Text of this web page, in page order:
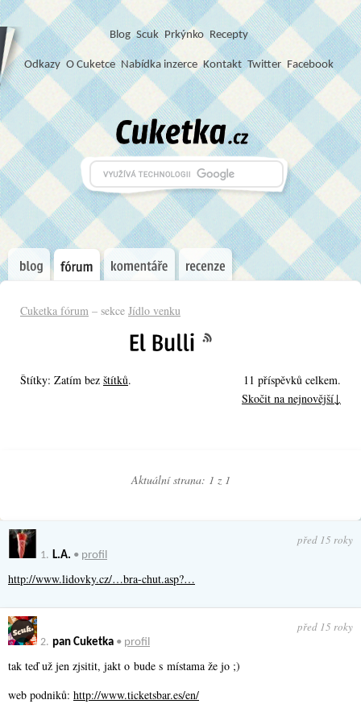
Blog Scuk Prkýnko Recepty
Odkazy O Cuketce Nabídka inzerce Kontakt Twitter Facebook
Cuketka fórum – sekce Jídlo venku
Štítky: Zatím bez štítků.
11 příspěvků celkem.
Skočit na nejnovější↓
Aktuální strana: 1 z 1
1. L.A. • profil
před 15 roky
http://www.lidovky.cz/…bra-chut.asp?…
2. pan Cuketka • profil
před 15 roky
tak teď už jen zjsitit, jakt o bude s místama že jo ;)
web podniků: http://www.ticketsbar.es/en/